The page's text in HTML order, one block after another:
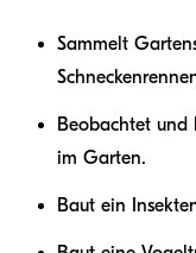
Sammelt
Beobachtet und
im Garten.
Baut ein